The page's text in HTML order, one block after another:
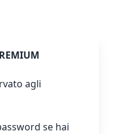
agli
se hai